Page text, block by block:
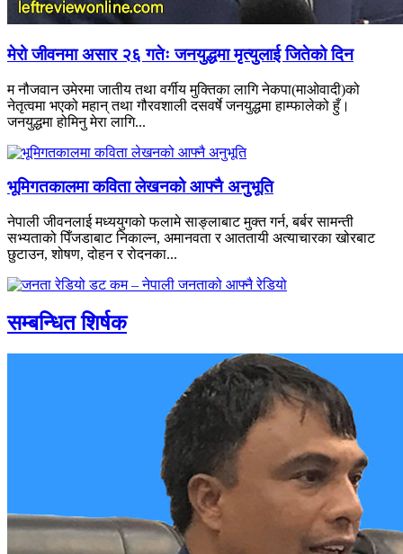
मेरो जीवनमा असार २६ गतेः जनयुद्धमा मृत्युलाई जितेको दिन
म नौजवान उमेरमा जातीय तथा वर्गीय मुक्तिका लागि नेकपा(माओवादी)को
नेतृत्वमा भएको महान् तथा गौरवशाली दसवर्षे जनयुद्धमा हाम्फालेको हुँ।
जनयुद्धमा होमिनु मेरा लागि...
भूमिगतकालमा कविता लेखनको आफ्नै अनुभूति
नेपाली जीवनलाई मध्ययुगको फलामे साङ्लाबाट मुक्त गर्न, बर्बर सामन्ती
सभ्यताको पिँजडाबाट निकाल्न, अमानवता र आततायी अत्याचारका खोरबाट
छुटाउन, शोषण, दोहन र रोदनका...
सम्बन्धित शिर्षक